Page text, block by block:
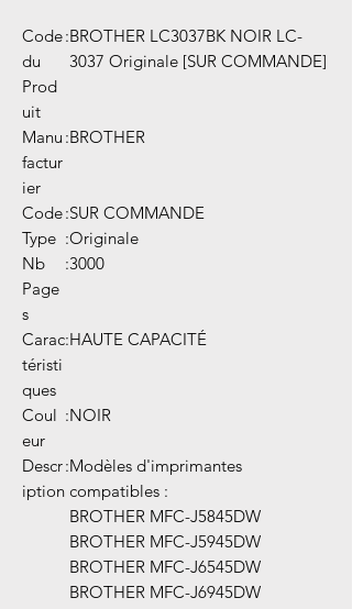
Code
du
Prod
uit
:BROTHER LC3037BK NOIR LC-
3037 Originale [SUR COMMANDE]
Manu
factur
ier
:BROTHER
Code:SUR COMMANDE
Type :Originale
Nb
Page
s
:3000
Carac
téristi
ques
:HAUTE CAPACITÉ
Coul
eur
:NOIR
Descr
iption
:Modèles d'imprimantes
compatibles :
BROTHER MFC-J5845DW
BROTHER MFC-J5945DW
BROTHER MFC-J6545DW
BROTHER MFC-J6945DW